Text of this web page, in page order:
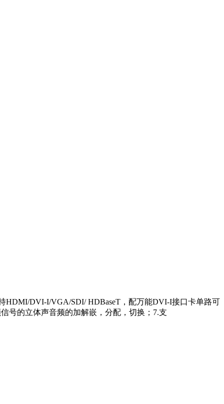
HDMI/DVI-I/VGA/SDI/ HDBaseT，配万能DVI-I接口卡单路可
号的立体声音频的加解嵌，分配，切换；7.支